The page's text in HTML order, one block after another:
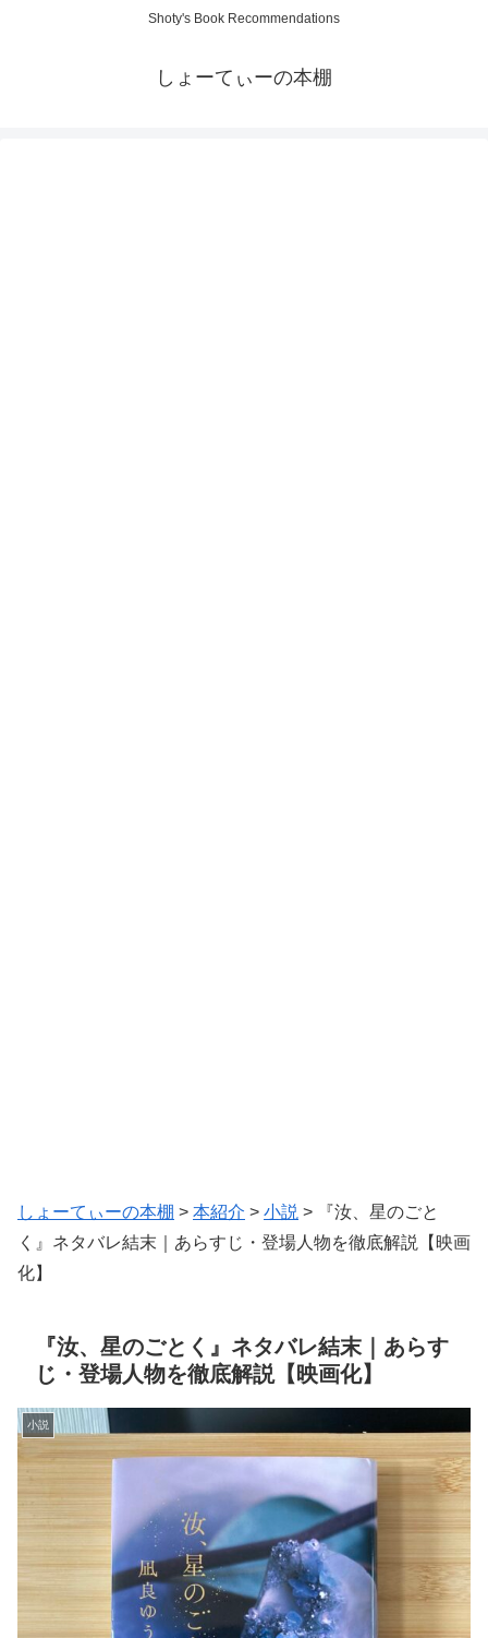
Shoty's Book Recommendations
しょーてぃーの本棚
しょーてぃーの本棚 > 本紹介 > 小説 >
『汝、星のごと
く』ネタバレ結末｜あらすじ・登場人物を徹底解説【映画
化】
『汝、星のごとく』ネタバレ結末｜あらす
じ・登場人物を徹底解説【映画化】
小説